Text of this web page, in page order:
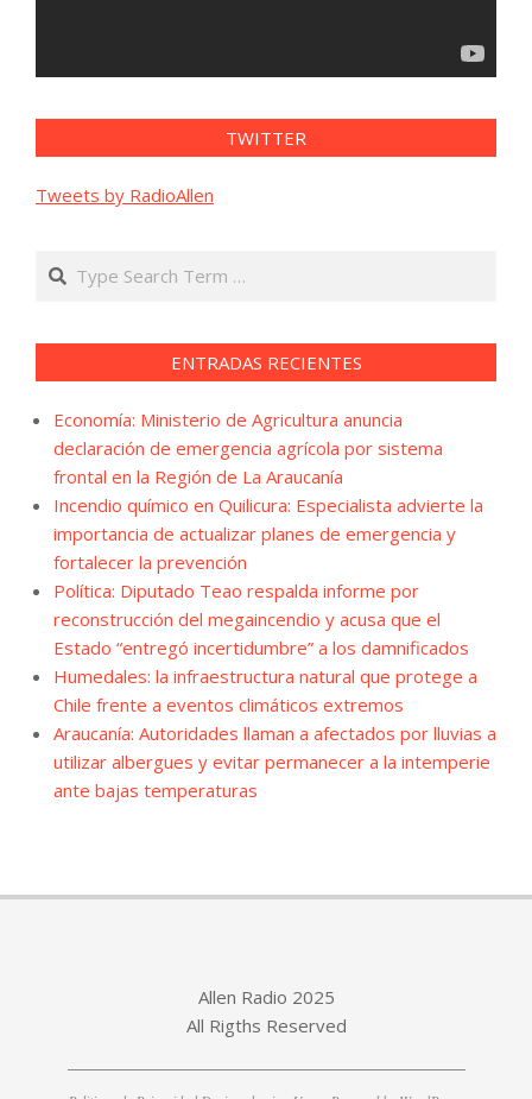
TWITTER
Tweets by RadioAllen
Search
ENTRADAS RECIENTES
Economía: Ministerio de Agricultura anuncia
declaración de emergencia agrícola por sistema
frontal en la Región de La Araucanía
Incendio químico en Quilicura: Especialista advierte la
importancia de actualizar planes de emergencia y
fortalecer la prevención
Política: Diputado Teao respalda informe por
reconstrucción del megaincendio y acusa que el
Estado “entregó incertidumbre” a los damnificados
Humedales: la infraestructura natural que protege a
Chile frente a eventos climáticos extremos
Araucanía: Autoridades llaman a afectados por lluvias a
utilizar albergues y evitar permanecer a la intemperie
ante bajas temperaturas
Allen Radio 2025
All Rigths Reserved